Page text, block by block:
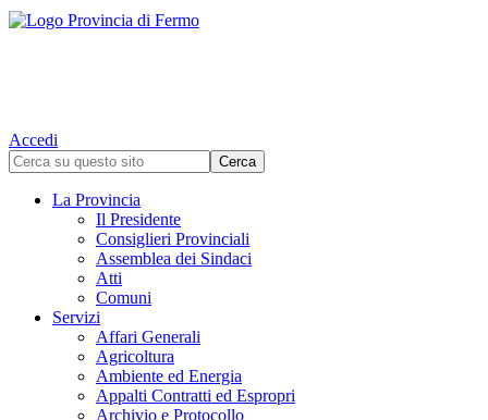
Accedi
La Provincia
Il Presidente
Consiglieri Provinciali
Assemblea dei Sindaci
Atti
Comuni
Servizi
Affari Generali
Agricoltura
Ambiente ed Energia
Appalti Contratti ed Espropri
Archivio e Protocollo